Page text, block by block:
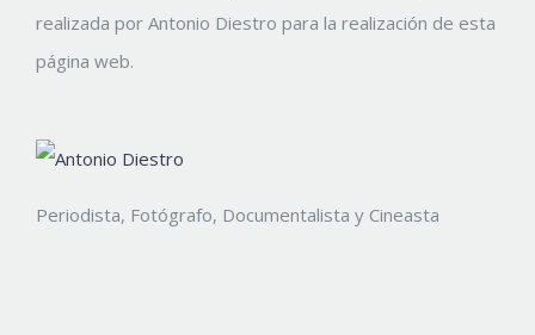
realizada por Antonio Diestro para la realización de esta
página web.
Periodista, Fotógrafo, Documentalista y Cineasta